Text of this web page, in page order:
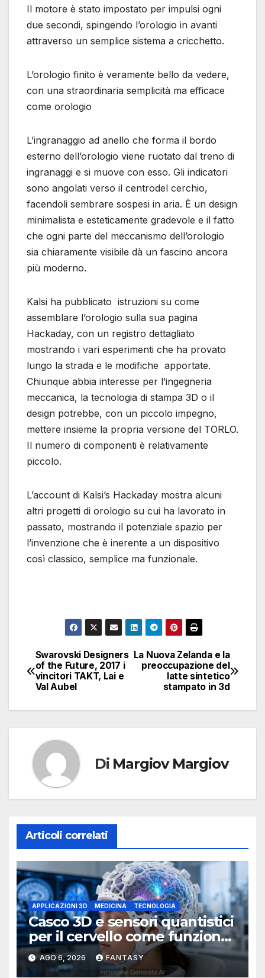
Il motore è stato impostato per impulsi ogni
due secondi, spingendo l’orologio in avanti
attraverso un semplice sistema a cricchetto.
L’orologio finito è veramente bello da vedere,
con una straordinaria semplicità ma efficace
come orologio
L’ingranaggio ad anello che forma il bordo
esterno dell’orologio viene ruotato dal treno di
ingranaggi e si muove con esso. Gli indicatori
sono angolati verso il centrodel cerchio,
facendoli sembrare sospesi in aria. È un design
minimalista e esteticamente gradevole e il fatto
che ogni parte del meccanismo dell’orologio
sia chiaramente visibile dà un fascino ancora
più moderno.
Kalsi ha pubblicato istruzioni su come
assemblare l’orologio sulla sua pagina
Hackaday, con un registro dettagliato
mostrando i vari esperimenti che ha provato
lungo la strada e le modifiche apportate.
Chiunque abbia interesse per l’ingegneria
meccanica, la tecnologia di stampa 3D o il
design potrebbe, con un piccolo impegno,
mettere insieme la propria versione del TORLO.
Il numero di componenti è relativamente
piccolo.
L’account di Kalsi’s Hackaday mostra alcuni
altri progetti di orologio su cui ha lavorato in
passato, mostrando il potenziale spazio per
l’invenzione che è inerente a un dispositivo
così classico, semplice ma funzionale.
Navigazione
articoli
La Nuova Zelanda e la
preoccupazione del
latte sintetico
stampato in 3d
Swarovski Designers
of the Future, 2017 i
vincitori TAKT, Lai e
Val Aubel
Di Margiov Margiov
Articoli correlati
APPLICAZIONI 3D MEDICINA TECNOLOGIA
Casco 3D e sensori quantistici
per il cervello come funziona
l’OPM-MEG
AGO 6, 2026 FANTASY